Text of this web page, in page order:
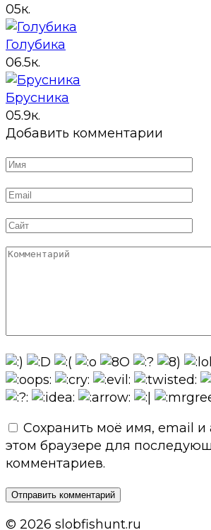
05к.
Голубика
06.5к.
Брусника
05.9к.
Добавить комментарии
Имя
Email
Сайт
Комментарий
Сохранить моё имя, email и
этом браузере для
комментариев.
© 2026 slobfishunt.ru